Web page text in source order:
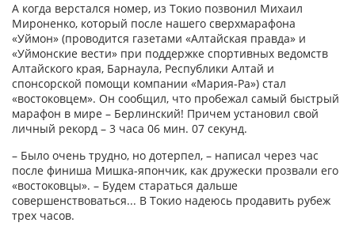
А когда верстался номер, из Токио позвонил Михаил
Мироненко, который после нашего сверхмарафона
«Уймон» (проводится газетами «Алтайская правда» и
«Уймонские вести» при поддержке спортивных ведомств
Алтайского края, Барнаула, Республики Алтай и
спонсорской помощи компании «Мария-Ра») стал
«востоковцем». Он сообщил, что пробежал самый быстрый
марафон в мире – Берлинский! Причем установил свой
личный рекорд – 3 часа 06 мин. 07 секунд.
– Было очень трудно, но дотерпел, – написал через час
после финиша Мишка-япончик, как дружески прозвали его
«востоковцы». – Будем стараться дальше
совершенствоваться... В Токио надеюсь продавить рубеж
трех часов.